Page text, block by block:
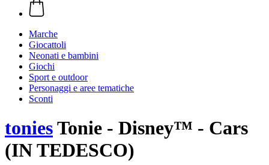
Marche
Giocattoli
Neonati e bambini
Giochi
Sport e outdoor
Personaggi e aree tematiche
Sconti
toniesTonie - Disney™ - Cars
(IN TEDESCO)